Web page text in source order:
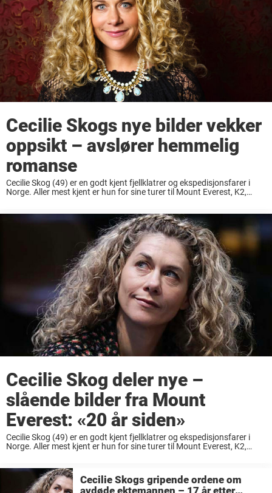
Cecilie Skogs nye bilder vekker
oppsikt – avslører hemmelig
romanse
Cecilie Skog (49) er en godt kjent fjellklatrer og ekspedisjonsfarer i
Norge. Aller mest kjent er hun for sine turer til Mount Everest, K2,
Cecilie Skog deler nye –
slående bilder fra Mount
Everest: «20 år siden»
Cecilie Skog (49) er en godt kjent fjellklatrer og ekspedisjonsfarer i
Norge. Aller mest kjent er hun for sine turer til Mount Everest, K2,
Cecilie Skogs gripende ordene om